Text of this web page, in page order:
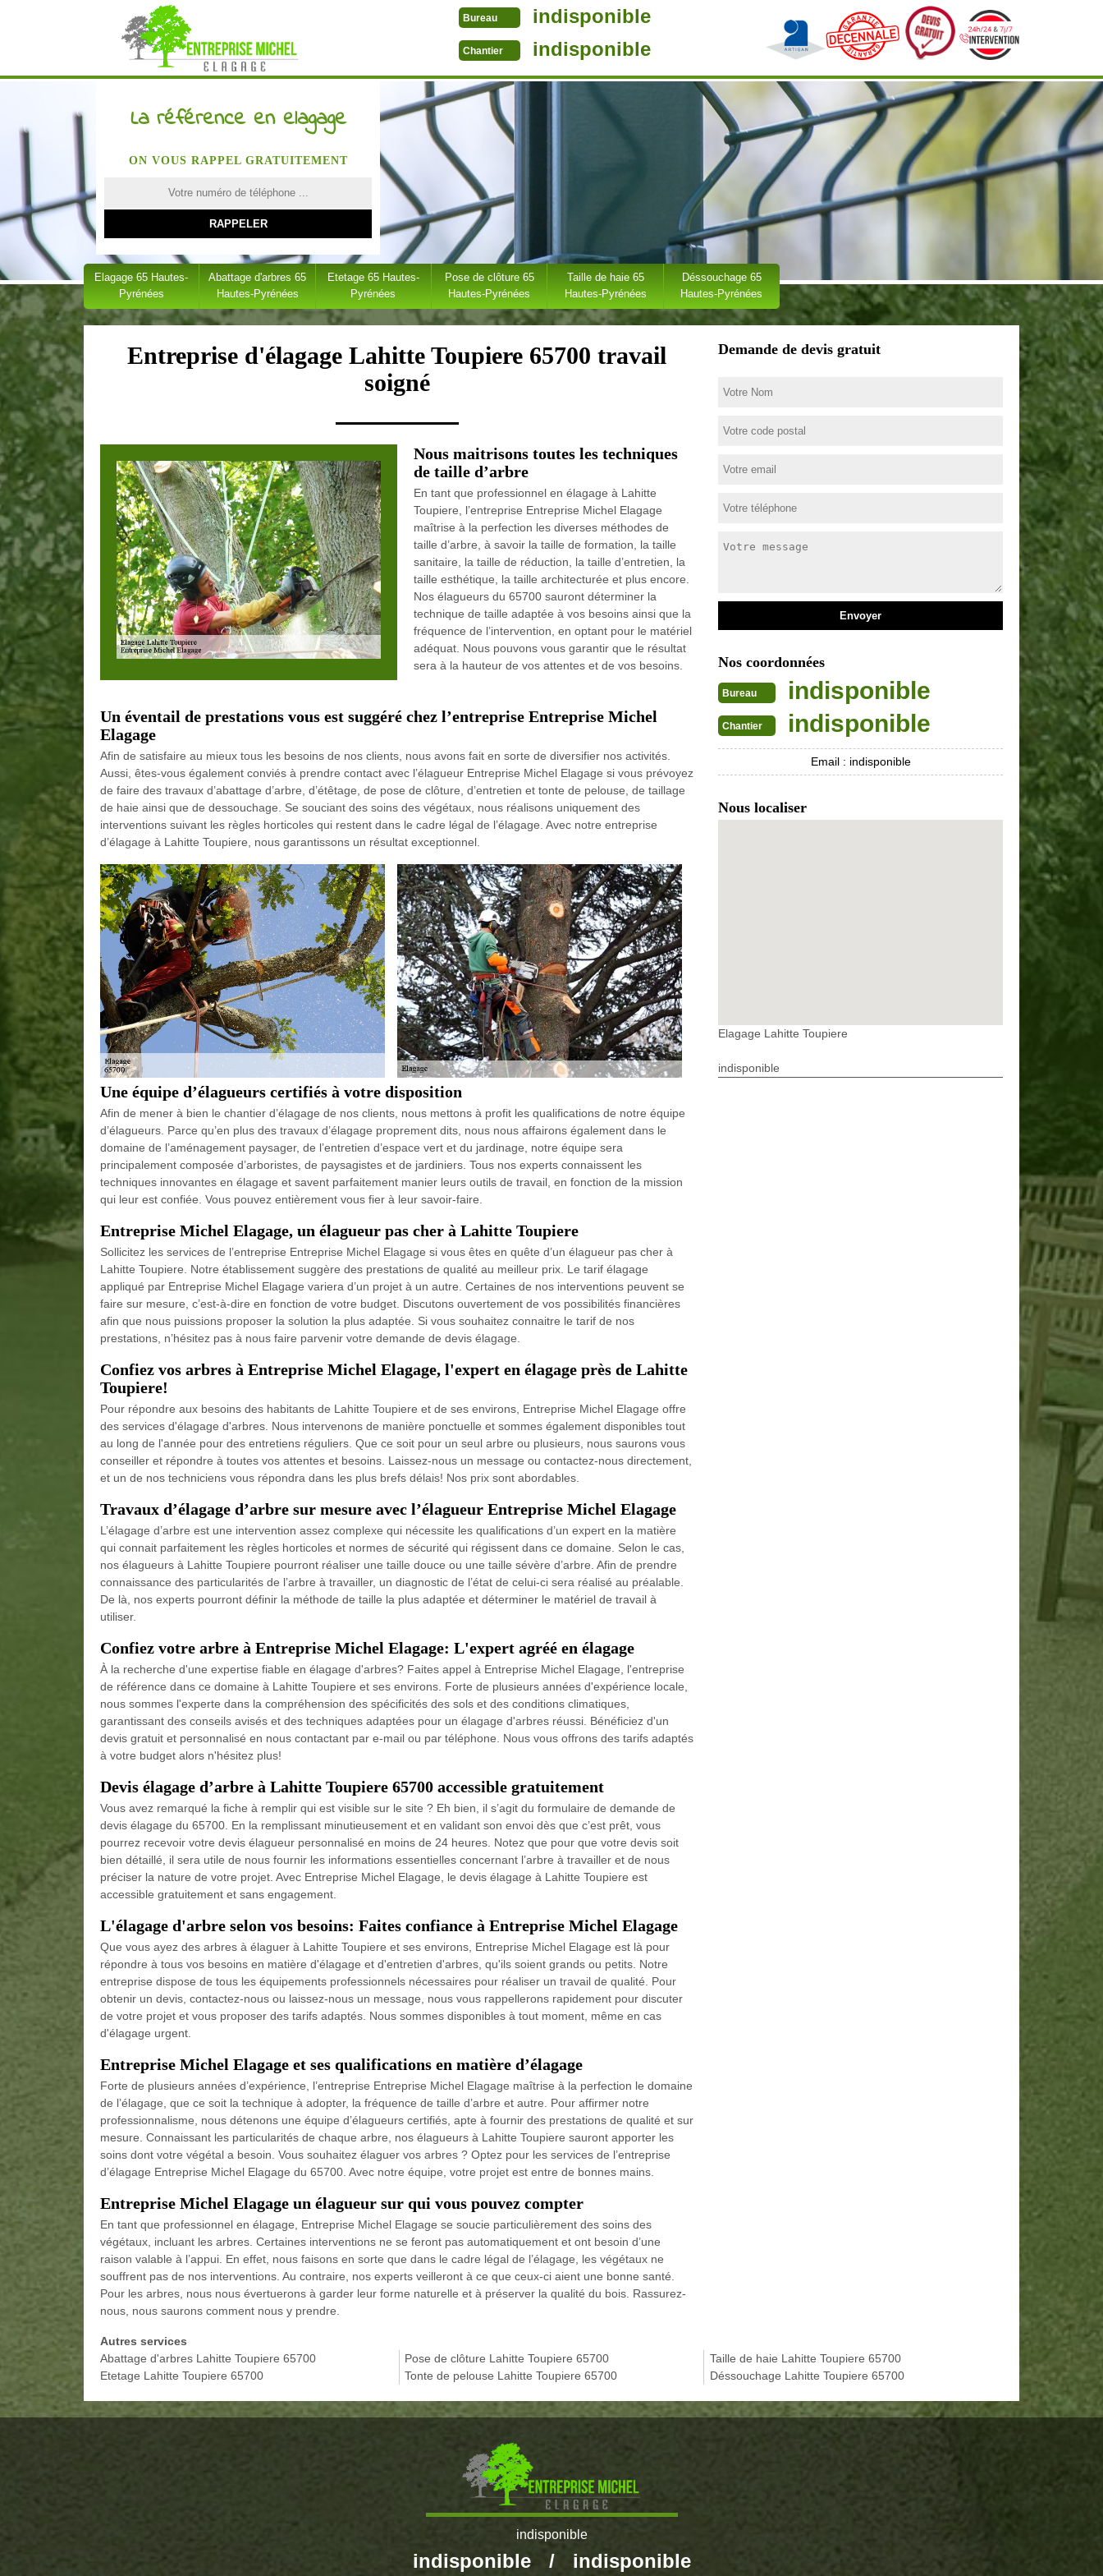
Bureau indisponible
Chantier indisponible
La référence en elagage
ON VOUS RAPPEL GRATUITEMENT
Elagage 65 Hautes-
Pyrénées
Abattage d'arbres 65
Hautes-Pyrénées
Etetage 65 Hautes-
Pyrénées
Pose de clôture 65
Hautes-Pyrénées
Taille de haie 65
Hautes-Pyrénées
Déssouchage 65
Hautes-Pyrénées
Entreprise d'élagage Lahitte Toupiere 65700 travail
soigné
Nous maitrisons toutes les techniques
de taille d’arbre
En tant que professionnel en élagage à Lahitte
Toupiere, l’entreprise Entreprise Michel Elagage
maîtrise à la perfection les diverses méthodes de
taille d’arbre, à savoir la taille de formation, la taille
sanitaire, la taille de réduction, la taille d’entretien, la
taille esthétique, la taille architecturée et plus encore.
Nos élagueurs du 65700 sauront déterminer la
technique de taille adaptée à vos besoins ainsi que la
fréquence de l’intervention, en optant pour le matériel
adéquat. Nous pouvons vous garantir que le résultat
sera à la hauteur de vos attentes et de vos besoins.
Un éventail de prestations vous est suggéré chez l’entreprise Entreprise Michel
Elagage
Afin de satisfaire au mieux tous les besoins de nos clients, nous avons fait en sorte de diversifier nos activités.
Aussi, êtes-vous également conviés à prendre contact avec l’élagueur Entreprise Michel Elagage si vous prévoyez
de faire des travaux d’abattage d’arbre, d’étêtage, de pose de clôture, d’entretien et tonte de pelouse, de taillage
de haie ainsi que de dessouchage. Se souciant des soins des végétaux, nous réalisons uniquement des
interventions suivant les règles horticoles qui restent dans le cadre légal de l’élagage. Avec notre entreprise
d’élagage à Lahitte Toupiere, nous garantissons un résultat exceptionnel.
Une équipe d’élagueurs certifiés à votre disposition
Afin de mener à bien le chantier d’élagage de nos clients, nous mettons à profit les qualifications de notre équipe
d’élagueurs. Parce qu’en plus des travaux d’élagage proprement dits, nous nous affairons également dans le
domaine de l’aménagement paysager, de l’entretien d’espace vert et du jardinage, notre équipe sera
principalement composée d’arboristes, de paysagistes et de jardiniers. Tous nos experts connaissent les
techniques innovantes en élagage et savent parfaitement manier leurs outils de travail, en fonction de la mission
qui leur est confiée. Vous pouvez entièrement vous fier à leur savoir-faire.
Entreprise Michel Elagage, un élagueur pas cher à Lahitte Toupiere
Sollicitez les services de l’entreprise Entreprise Michel Elagage si vous êtes en quête d’un élagueur pas cher à
Lahitte Toupiere. Notre établissement suggère des prestations de qualité au meilleur prix. Le tarif élagage
appliqué par Entreprise Michel Elagage variera d’un projet à un autre. Certaines de nos interventions peuvent se
faire sur mesure, c’est-à-dire en fonction de votre budget. Discutons ouvertement de vos possibilités financières
afin que nous puissions proposer la solution la plus adaptée. Si vous souhaitez connaitre le tarif de nos
prestations, n’hésitez pas à nous faire parvenir votre demande de devis élagage.
Confiez vos arbres à Entreprise Michel Elagage, l'expert en élagage près de Lahitte
Toupiere!
Pour répondre aux besoins des habitants de Lahitte Toupiere et de ses environs, Entreprise Michel Elagage offre
des services d'élagage d'arbres. Nous intervenons de manière ponctuelle et sommes également disponibles tout
au long de l'année pour des entretiens réguliers. Que ce soit pour un seul arbre ou plusieurs, nous saurons vous
conseiller et répondre à toutes vos attentes et besoins. Laissez-nous un message ou contactez-nous directement,
et un de nos techniciens vous répondra dans les plus brefs délais! Nos prix sont abordables.
Travaux d’élagage d’arbre sur mesure avec l’élagueur Entreprise Michel Elagage
L’élagage d’arbre est une intervention assez complexe qui nécessite les qualifications d’un expert en la matière
qui connait parfaitement les règles horticoles et normes de sécurité qui régissent dans ce domaine. Selon le cas,
nos élagueurs à Lahitte Toupiere pourront réaliser une taille douce ou une taille sévère d’arbre. Afin de prendre
connaissance des particularités de l’arbre à travailler, un diagnostic de l’état de celui-ci sera réalisé au préalable.
De là, nos experts pourront définir la méthode de taille la plus adaptée et déterminer le matériel de travail à
utiliser.
Confiez votre arbre à Entreprise Michel Elagage: L'expert agréé en élagage
À la recherche d'une expertise fiable en élagage d'arbres? Faites appel à Entreprise Michel Elagage, l'entreprise
de référence dans ce domaine à Lahitte Toupiere et ses environs. Forte de plusieurs années d'expérience locale,
nous sommes l'experte dans la compréhension des spécificités des sols et des conditions climatiques,
garantissant des conseils avisés et des techniques adaptées pour un élagage d'arbres réussi. Bénéficiez d'un
devis gratuit et personnalisé en nous contactant par e-mail ou par téléphone. Nous vous offrons des tarifs adaptés
à votre budget alors n'hésitez plus!
Devis élagage d’arbre à Lahitte Toupiere 65700 accessible gratuitement
Vous avez remarqué la fiche à remplir qui est visible sur le site ? Eh bien, il s’agit du formulaire de demande de
devis élagage du 65700. En la remplissant minutieusement et en validant son envoi dès que c’est prêt, vous
pourrez recevoir votre devis élagueur personnalisé en moins de 24 heures. Notez que pour que votre devis soit
bien détaillé, il sera utile de nous fournir les informations essentielles concernant l’arbre à travailler et de nous
préciser la nature de votre projet. Avec Entreprise Michel Elagage, le devis élagage à Lahitte Toupiere est
accessible gratuitement et sans engagement.
L'élagage d'arbre selon vos besoins: Faites confiance à Entreprise Michel Elagage
Que vous ayez des arbres à élaguer à Lahitte Toupiere et ses environs, Entreprise Michel Elagage est là pour
répondre à tous vos besoins en matière d'élagage et d'entretien d'arbres, qu'ils soient grands ou petits. Notre
entreprise dispose de tous les équipements professionnels nécessaires pour réaliser un travail de qualité. Pour
obtenir un devis, contactez-nous ou laissez-nous un message, nous vous rappellerons rapidement pour discuter
de votre projet et vous proposer des tarifs adaptés. Nous sommes disponibles à tout moment, même en cas
d'élagage urgent.
Entreprise Michel Elagage et ses qualifications en matière d’élagage
Forte de plusieurs années d’expérience, l’entreprise Entreprise Michel Elagage maîtrise à la perfection le domaine
de l’élagage, que ce soit la technique à adopter, la fréquence de taille d’arbre et autre. Pour affirmer notre
professionnalisme, nous détenons une équipe d’élagueurs certifiés, apte à fournir des prestations de qualité et sur
mesure. Connaissant les particularités de chaque arbre, nos élagueurs à Lahitte Toupiere sauront apporter les
soins dont votre végétal a besoin. Vous souhaitez élaguer vos arbres ? Optez pour les services de l’entreprise
d’élagage Entreprise Michel Elagage du 65700. Avec notre équipe, votre projet est entre de bonnes mains.
Entreprise Michel Elagage un élagueur sur qui vous pouvez compter
En tant que professionnel en élagage, Entreprise Michel Elagage se soucie particulièrement des soins des
végétaux, incluant les arbres. Certaines interventions ne se feront pas automatiquement et ont besoin d’une
raison valable à l’appui. En effet, nous faisons en sorte que dans le cadre légal de l’élagage, les végétaux ne
souffrent pas de nos interventions. Au contraire, nos experts veilleront à ce que ceux-ci aient une bonne santé.
Pour les arbres, nous nous évertuerons à garder leur forme naturelle et à préserver la qualité du bois. Rassurez-
nous, nous saurons comment nous y prendre.
Demande de devis gratuit
Nos coordonnées
Bureau indisponible
Chantier indisponible
Email : indisponible
Nous localiser
Elagage Lahitte Toupiere
indisponible
Autres services
Abattage d'arbres Lahitte Toupiere 65700
Etetage Lahitte Toupiere 65700
Pose de clôture Lahitte Toupiere 65700
Tonte de pelouse Lahitte Toupiere 65700
Taille de haie Lahitte Toupiere 65700
Déssouchage Lahitte Toupiere 65700
indisponible
indisponible / indisponible